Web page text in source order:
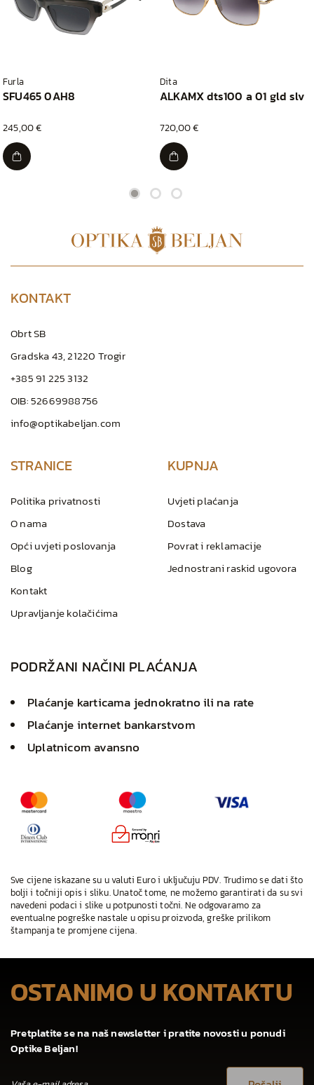
Furla
SFU465 0AH8
245,00 €
Dita
ALKAMX dts100 a 01 gld slv
720,00 €
KONTAKT
Obrt SB
Gradska 43, 21220 Trogir
+385 91 225 3132
OIB: 52669988756
info@optikabeljan.com
STRANICE
Politika privatnosti
O nama
Opći uvjeti poslovanja
Blog
Kontakt
Upravljanje kolačićima
KUPNJA
Uvjeti plaćanja
Dostava
Povrat i reklamacije
Jednostrani raskid ugovora
PODRŽANI NAČINI PLAĆANJA
Plaćanje karticama jednokratno ili na rate
Plaćanje internet bankarstvom
Uplatnicom avansno
Sve cijene iskazane su u valuti Euro i uključuju PDV. Trudimo se dati što
bolji i točniji opis i sliku. Unatoč tome, ne možemo garantirati da su svi
navedeni podaci i slike u potpunosti točni. Ne odgovaramo za
eventualne pogreške nastale u opisu proizvoda, greške prilikom
štampanja te promjene cijena.
OSTANIMO U KONTAKTU
Pretplatite se na naš newsletter i pratite novosti u ponudi
Optike Beljan!